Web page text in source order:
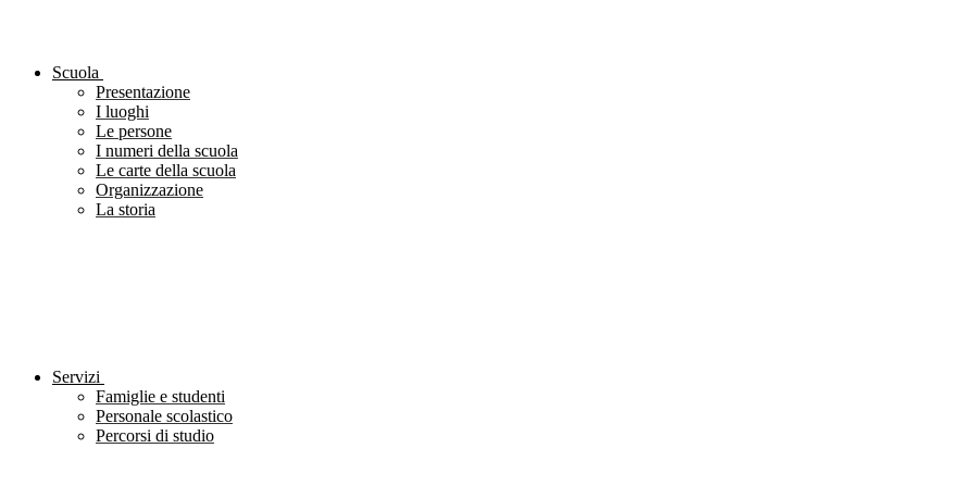
Scuola
Presentazione
I luoghi
Le persone
I numeri della scuola
Le carte della scuola
Organizzazione
La storia
Servizi
Famiglie e studenti
Personale scolastico
Percorsi di studio